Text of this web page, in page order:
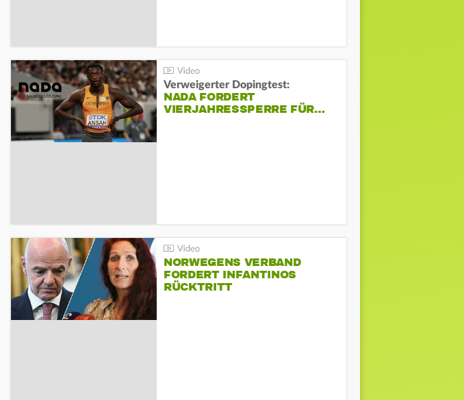
Verweigerter Dopingtest:
NADA FORDERT
VIERJAHRESSPERRE FÜR…
NORWEGENS VERBAND
FORDERT INFANTINOS
RÜCKTRITT